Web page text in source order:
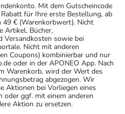
Mit dem Gutscheincode
für Ihre erste Bestellung, ab
€ (Warenkorbwert). Nicht
Artikel, Bücher,
Versandkosten sowie bei
Nicht mit anderen
Coupons) kombinierbar und nur
oder in der APONEO App. Nach
Warenkorb, wird der Wert des
abgezogen. Wir
Aktionen bei Vorliegen eines
oder ggf. mit einem anderen
Aktion zu ersetzen.